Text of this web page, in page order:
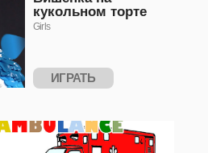
кукольном торте
Girls
ИГРАТЬ